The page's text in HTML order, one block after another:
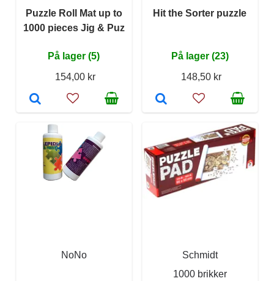
Puzzle Roll Mat up to
1000 pieces Jig & Puz
På lager (5)
154,00 kr
Hit the Sorter puzzle
På lager (23)
148,50 kr
NoNo
Schmidt
1000 brikker